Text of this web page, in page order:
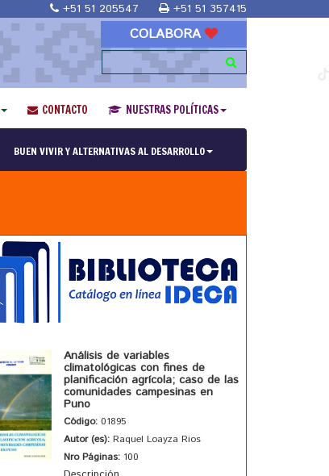
+51 51 205547 +51 51 357415
COLABORA
CONTACTO NUESTRAS POLÍTICAS
BUEN VIVIR Y ALTERNATIVAS AL DESARROLLO
Análisis de variables
climatológicas con fines de
planificación agrícola; caso de las
comunidades campesinas en
Puno
Código: 01895
Autor (es): Raquel Loayza Rios
Nro Páginas: 100